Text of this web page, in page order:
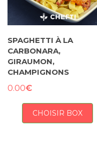
SPAGHETTI À LA
CARBONARA,
GIRAUMON,
CHAMPIGNONS
0.00€
CHOISIR BOX